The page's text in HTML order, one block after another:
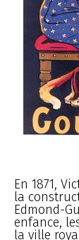
En 1871,
la
Edmond-
enfance,
la ville